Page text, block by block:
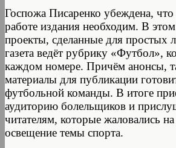
Госпожа Писаренко убеждена, что
работе издания необходим. В
проекты, сделанные для простых
газета ведёт рубрику «Футбол»,
каждом номере. Причём анонсы,
материалы для публикации
футбольной команды. В итоге
аудиторию болельщиков и
читателям, которые жаловались
освещение темы спорта.